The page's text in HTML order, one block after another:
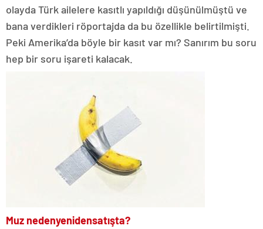
olayda Türk ailelere kasıtlı yapıldığı düşünülmüştü ve
bana verdikleri röportajda da bu özellikle belirtilmişti.
Peki Amerika’da böyle bir kasıt var mı? Sanırım bu soru
hep bir soru işareti kalacak.
Muz nedenyenidensatışta?